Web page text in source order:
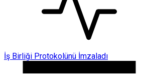
İş Birliği Protokolünü İmzaladı